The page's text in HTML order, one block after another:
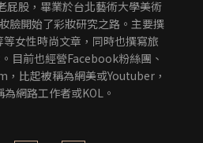
屁股，畢業於台北藝術大學美術
臉開始了彩妝研究之路。主要撰
女性時尚文章，同時也撰寫旅
目前也經營Facebook粉絲團、
比起被稱為網美或Youtuber，
網路工作者或KOL。